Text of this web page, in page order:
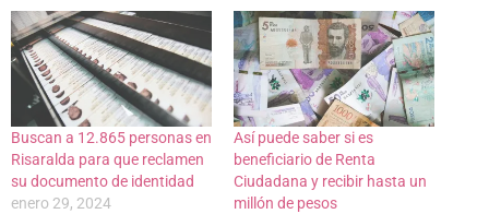
Buscan a 12.865 personas en
Risaralda para que reclamen
su documento de identidad
enero 29, 2024
Así puede saber si es
beneficiario de Renta
Ciudadana y recibir hasta un
millón de pesos